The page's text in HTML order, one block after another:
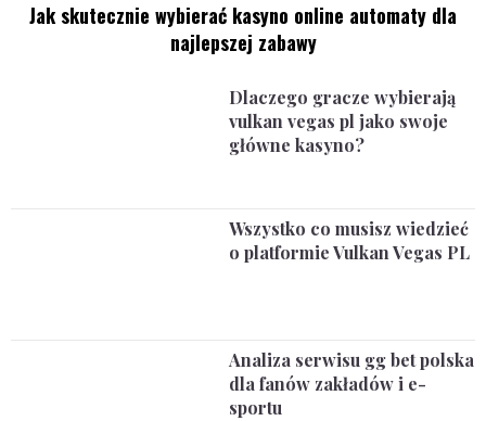
Jak skutecznie wybierać kasyno online automaty dla
najlepszej zabawy
Dlaczego gracze wybierają
vulkan vegas pl jako swoje
główne kasyno?
Wszystko co musisz wiedzieć
o platformie Vulkan Vegas PL
Analiza serwisu gg bet polska
dla fanów zakładów i e-
sportu